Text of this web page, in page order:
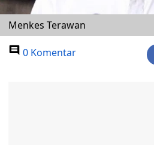
Menkes Terawan
0 Komentar